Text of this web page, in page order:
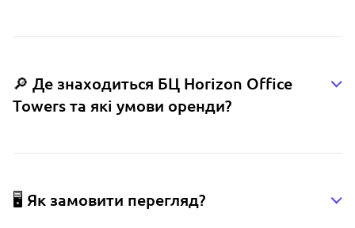
🔎 Де знаходиться БЦ Horizon Office
Towers та які умови оренди?
🖥️ Як замовити перегляд?